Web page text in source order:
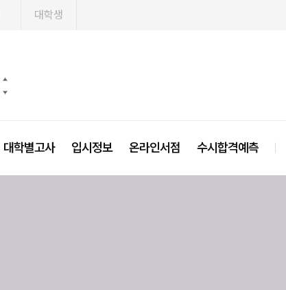
대학생
대학별고사 입시정보 온라인서점 수시합격예측